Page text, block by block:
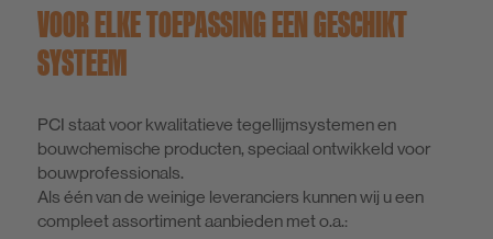
Productsystemen
Service
Weten
VOOR ELKE TOEPASSING EEN GESCHIKT
SYSTEEM
PCI staat voor kwalitatieve tegellijmsystemen en
bouwchemische producten, speciaal ontwikkeld voor
bouwprofessionals.
Als één van de weinige leveranciers kunnen wij u een
compleet assortiment aanbieden met o.a.: